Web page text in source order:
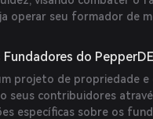
operar seu formador de
de ordens, melhorando a
Fundadores do
projeto de propriedade
seus contribuidores
específicas sobre os